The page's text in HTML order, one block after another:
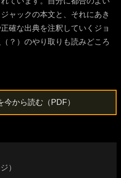
ャックの本文と、それにあき
確な出典を注釈していくジョ
？）のやり取りも読みどころ
今から読む（PDF）
）